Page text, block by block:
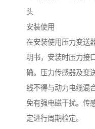
头
安装使用
在安装使用压力变送
明书，安装时压力接
确。压力传感器及变
线不得与动力电缆混
免有强电磁干扰。传
定进行周期检定。